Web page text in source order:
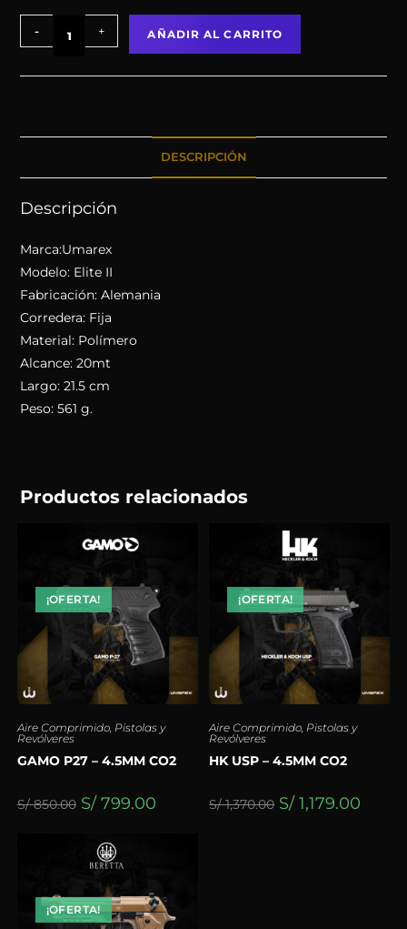
- + AÑADIR AL CARRITO
DESCRIPCIÓN
Descripción
Marca:Umarex
Modelo: Elite II
Fabricación: Alemania
Corredera: Fija
Material: Polímero
Alcance: 20mt
Largo: 21.5 cm
Peso: 561 g.
Productos relacionados
¡OFERTA!
Aire Comprimido, Pistolas y
Revólveres
GAMO P27 – 4.5MM CO2
S/850.00 S/799.00
¡OFERTA!
Aire Comprimido Pistolas y
Revólveres
HK USP – 4.5MM CO2
S/1,370.00 S/ 1,179.00
¡OFERTA!